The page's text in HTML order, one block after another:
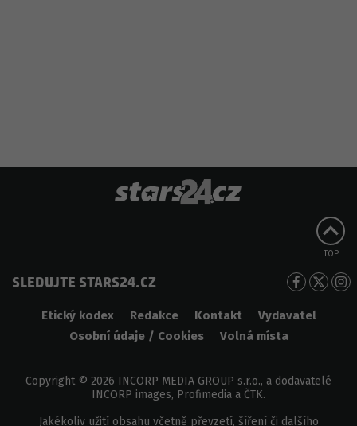
TOP
SLEDUJTE STARS24.CZ
Etický kodex Redakce Kontakt
Vydavatel
Osobní údaje / Cookies
Volná místa
Copyright © 2026 INCORP MEDIA GROUP s.r.o., a dodavatelé
INCORP images, Profimedia a ČTK.
Jakékoliv užití obsahu včetně převzetí, šíření či dalšího